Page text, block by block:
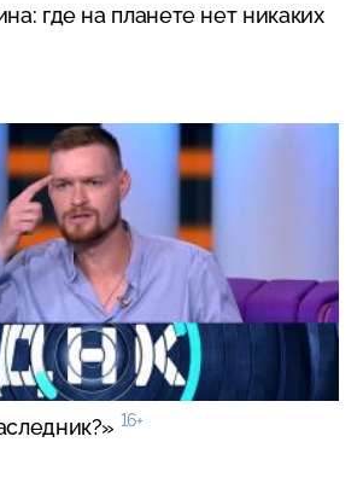
где на планете нет никаких
16+